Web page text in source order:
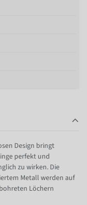
Design bringt
perfekt und
zu wirken. Die
Metall werden auf
Löchern